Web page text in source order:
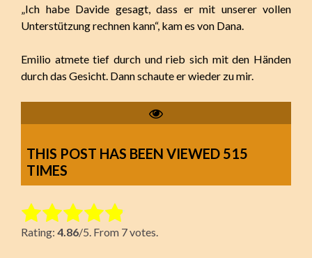
„Ich habe Davide gesagt, dass er mit unserer vollen
Unterstützung rechnen kann“, kam es von Dana.
Emilio atmete tief durch und rieb sich mit den Händen
durch das Gesicht. Dann schaute er wieder zu mir.
THIS POST HAS BEEN VIEWED 515
TIMES
Rate this item:
Submit Rating
Rating: 4.86/5. From 7 votes.